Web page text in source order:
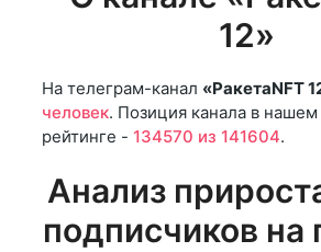
12»
На телеграм-канал «РакетаNFT
человек. Позиция канала в
рейтинге - 134570 из 141604.
Анализ
подписчиков на